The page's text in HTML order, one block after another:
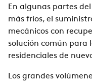
En algunas partes
más fríos, el
mecánicos con
solución común para
residenciales de
Los grandes